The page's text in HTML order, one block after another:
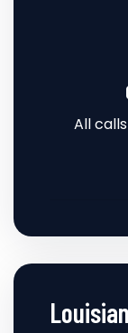
All